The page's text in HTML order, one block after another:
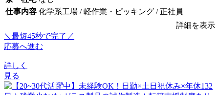
仕事内容 化学系工場 / 軽作業・ピッキング / 正社員
詳細を表示
＼最短45秒で完了／
応募へ進む
詳しく
見る